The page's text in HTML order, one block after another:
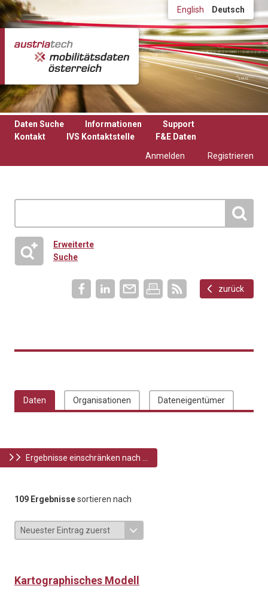
Direkt zum Inhalt English Deutsch
Daten Suche Informationen
Support
Kontakt
IVS Kontaktstelle
F&E Daten
Anmelden
Registrieren
Erweiterte
Suche
zurück
Daten Organisationen Dateneigentümer
Ergebnisse einschränken nach ...
109 Ergebnissesortieren nach
Kartographisches Modell